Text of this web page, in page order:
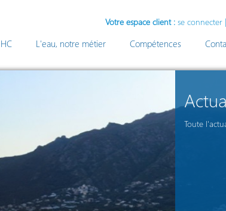
Votre espace client : se connecter |
L'eau, notre métier Compétences
Toute